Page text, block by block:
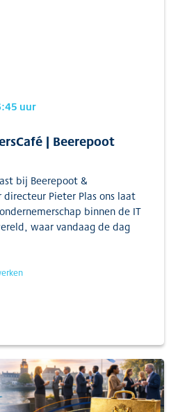
uur
| Beerepoot
bij Beerepoot &
directeur Pieter Plas ons laat
binnen de IT
waar vandaag de dag